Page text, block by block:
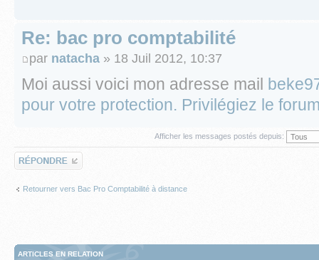
Re: bac pro comptabilité
par natacha » 18 Juil 2012, 10:37
Moi aussi voici mon adresse mail
pour votre protection. Privilégiez le
Afficher les messages postés depuis:
Répondre
Retourner vers Bac Pro Comptabilité à distance
ARTICLES EN RELATION